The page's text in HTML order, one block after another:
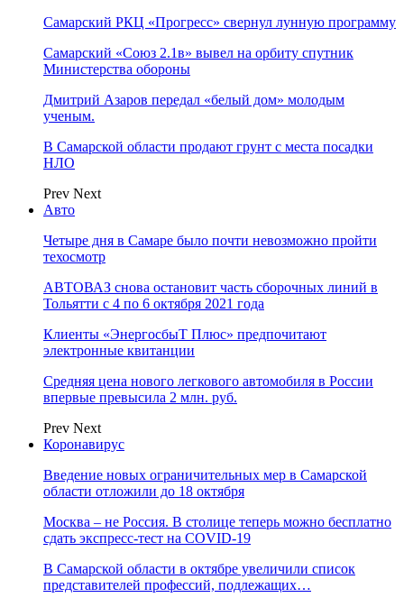
Самарский РКЦ «Прогресс» свернул лунную программу
Самарский «Союз 2.1в» вывел на орбиту спутник
Министерства обороны
Дмитрий Азаров передал «белый дом» молодым
ученым.
В Самарской области продают грунт с места посадки
НЛО
Prev Next
Авто
Четыре дня в Самаре было почти невозможно пройти
техосмотр
АВТОВАЗ снова остановит часть сборочных линий в
Тольятти с 4 по 6 октября 2021 года
Клиенты «ЭнергосбыТ Плюс» предпочитают
электронные квитанции
Средняя цена нового легкового автомобиля в России
впервые превысила 2 млн. руб.
Prev Next
Коронавирус
Введение новых ограничительных мер в Самарской
области отложили до 18 октября
Москва – не Россия. В столице теперь можно бесплатно
сдать экспресс-тест на COVID-19
В Самарской области в октябре увеличили список
представителей профессий, подлежащих…